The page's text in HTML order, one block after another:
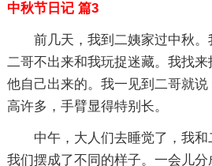
中秋节日记 篇3
前几天，我到二姨家过中秋
二哥不出来和我玩捉迷藏。我找
他自己出来的。我一见到二哥就
高许多，手臂显得特别长。
中午，大人们去睡觉了，我和
我们摆成了不同的样子。一会儿